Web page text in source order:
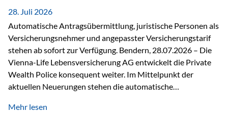
persönlichen Gespräch. Bei der Vienna-Life reagieren…
28. Juli 2026
Automatische Antragsübermittlung, juristische Personen als
Versicherungsnehmer und angepasster Versicherungstarif
stehen ab sofort zur Verfügung. Bendern, 28.07.2026 – Die
Vienna-Life Lebensversicherung AG entwickelt die Private
Wealth Police konsequent weiter. Im Mittelpunkt der
aktuellen Neuerungen stehen die automatische
als Versicherungsnehmer einzusetzen, sowie eine
Mehr lesen